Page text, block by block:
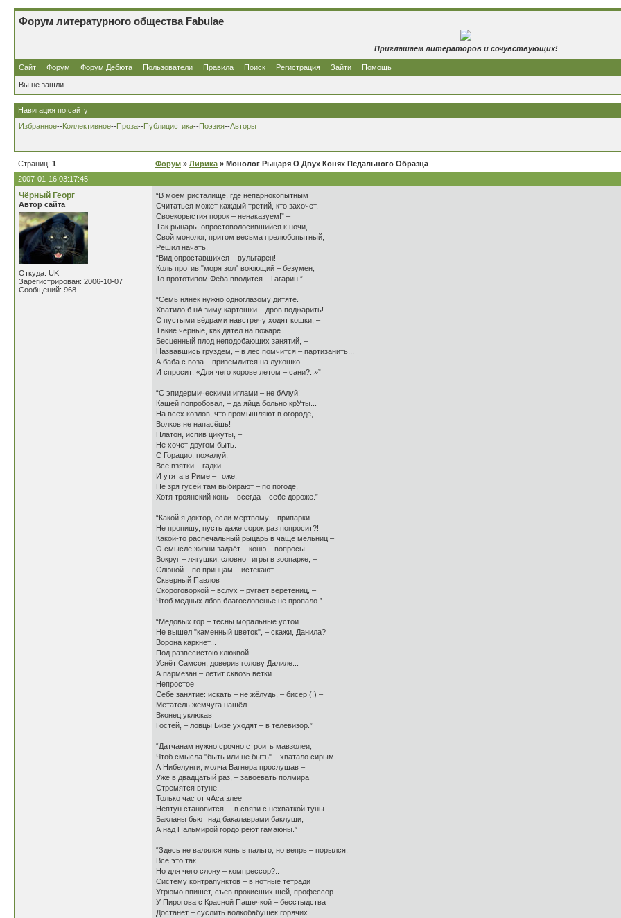
Форум литературного общества Fabulae
Приглашаем литераторов и сочувствующих!
Сайт Форум Форум Дебюта Пользователи Правила Поиск Регистрация Зайти Помощь
Вы не зашли.
Навигация по сайту
Избранное--Коллективное--Проза--Публицистика--Поэзия--Авторы
Страниц: 1 Форум » Лирика » Монолог Рыцаря О Двух Конях Педального Образца
2007-01-16 03:17:45
Чёрный Георг
Автор сайта
Откуда: UK
Зарегистрирован: 2006-10-07
Сообщений: 968
“В моём ристалище, где непарнокопытным
Считаться может каждый третий, кто захочет, –
Своекорыстия порок – ненаказуем!” –
Так рыцарь, опростоволосившийся к ночи,
Свой монолог, притом весьма прелюбопытный,
Решил начать.
“Вид опроставшихся – вульгарен!
Коль против "моря зол" воюющий – безумен,
То прототипом Феба вводится – Гагарин.”
“Семь нянек нужно одноглазому дитяте.
Хватило б нА зиму картошки – дров поджарить!
С пустыми вёдрами навстречу ходят кошки, –
Такие чёрные, как дятел на пожаре.
Бесценный плод неподобающих занятий, –
Назвавшись груздем, – в лес помчится – партизанить...
А баба с воза – приземлится на лукошко –
И спросит: «Для чего корове летом – сани?..»”
“С эпидермическими иглами – не бАлуй!
Кащей попробовал, – да яйца больно крУты...
На всех козлов, что промышляют в огороде, –
Волков не напасёшь!
Платон, испив цикуты, –
Не хочет другом быть.
С Горацио, пожалуй,
Все взятки – гадки.
И утята в Риме – тоже.
Не зря гусей там выбирают – по погоде,
Хотя троянский конь – всегда – себе дороже.”
“Какой я доктор, если мёртвому – припарки
Не пропишу, пусть даже сорок раз попросит?!
Какой-то распечальный рыцарь в чаще мельниц –
О смысле жизни задаёт – коню – вопросы.
Вокруг – лягушки, словно тигры в зоопарке, –
Слюной – по принцам – истекают.
Скверный Павлов
Скороговоркой – вслух – ругает веретениц, –
Чтоб медных лбов благословенье не пропало.”
“Медовых гор – тесны моральные устои.
Не вышел "каменный цветок", – скажи, Данила?
Ворона каркнет...
Под развесистою клюквой
Уснёт Самсон, доверив голову Далиле...
А пармезан – летит сквозь ветки...
Непростое
Себе занятие: искать – не жёлудь, – бисер (!) –
Метатель жемчуга нашёл.
Вконец уклюкав
Гостей, – ловцы Бизе уходят – в телевизор.”
“Датчанам нужно срочно строить мавзолеи,
Чтоб смысла "быть или не быть" – хватало сирым...
А Нибелунги, молча Вагнера прослушав –
Уже в двадцатый раз, – завоевать полмира
Стремятся втуне...
Только час от чАса злее
Нептун становится, – в связи с нехваткой туны.
Бакланы бьют над бакалаврами баклуши,
А над Пальмирой гордо реют гамаюны.”
“Здесь не валялся конь в пальто, но вепрь – порылся.
Всё это так...
Но для чего слону – компрессор?..
Систему контрапунктов – в нотные тетради
Угрюмо впишет, съев прокисших щей, профессор.
У Пирогова с Красной Пашечкой – бесстыдства
Достанет – суслить волкобабушек горячих...